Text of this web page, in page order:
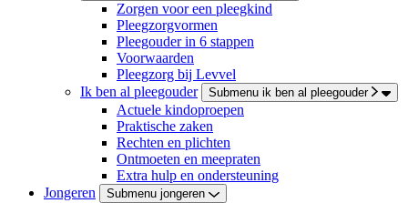
Zorgen voor een pleegkind
Pleegzorgvormen
Pleegouder in 6 stappen
Voorwaarden
Pleegzorg bij Levvel
Ik ben al pleegouder
Submenu ik ben al pleegouder
Actuele kindoproepen
Praktische zaken
Rechten en plichten
Ontmoeten en meepraten
Extra hulp en ondersteuning
Jongeren
Submenu jongeren